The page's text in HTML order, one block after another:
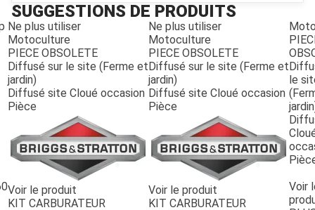
JOUET
ESPACES VERTS
QUAD SSV UTV
SUGGESTIONS DE PRODUITS
Ne plus utiliser
Motoculture
PIECE OBSOLETE
Diffusé sur le site (Ferme et
jardin)
Diffusé site Cloué occasion
Pièce
Voir le produit
KIT CARBURATEUR
Ne plus utiliser
Motoculture
PIECE OBSOLETE
Diffusé sur le site (Ferme et
jardin)
Diffusé site Cloué occasion
Pièce
Voir le produit
KIT CARBURATEUR
le
Voir